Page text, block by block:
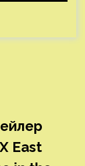
East